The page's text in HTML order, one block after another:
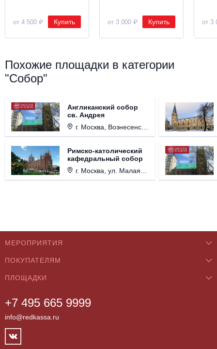
от 4 500 ₽ Купить от 3 000 ₽ Купить от 3
Похожие площадки в категории
"Собор"
Англиканский собор
св. Андрея
г. Москва, Вознесенский пер., д. 8/5, стр. 3.
Римско-католический
кафедральный собор
г. Москва, ул. Малая Грузинская, д. 27/13, стр. 1.
+7 495 665 9999
info@redkassa.ru
МЕРОПРИЯТИЯ
Концерты
Классика
Театры
Фестивали
Спорт
ПОКУПАТЕЛЯМ
О нас
Как купить
Возврат билетов
Контакты
ПЛОЩАДКИ
Бар/Ресторан/Кафе
Клуб
Концертный зал